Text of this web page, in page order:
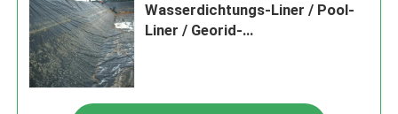
Wasserdichtungs-Liner / Pool-
Liner / Georid-